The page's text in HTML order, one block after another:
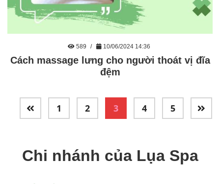
589 10/06/2024 14:36
Cách massage lưng cho người thoát vị đĩa
đệm
1 2 3 4 5
Chi nhánh của Lụa Spa